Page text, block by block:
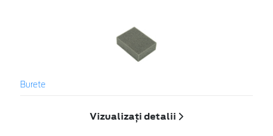
Burete
Vizualizați detalii